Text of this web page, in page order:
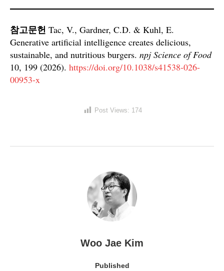
참고문헌 Tac, V., Gardner, C.D. & Kuhl, E.
Generative artificial intelligence creates delicious,
sustainable, and nutritious burgers. npj Science of Food
10, 199 (2026). https://doi.org/10.1038/s41538-026-
00953-x
Post Views: 174
Woo Jae Kim
Published